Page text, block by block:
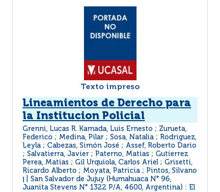
Texto impreso
Lineamientos de Derecho para
la Institucion Policial
Grenni, Lucas R. Kamada, Luis Ernesto ; Zurueta,
Federico ; Medina, Pilar ; Sosa, Natalia ; Rodriguez,
Leyla ; Cabezas, Simón José ; Assef, Roberto Dario
; Salvatierra, Javier ; Paterno, Matias ; Gutierrez
Perea, Matias ; Gil Urquiola, Carlos Ariel ; Grisetti,
Ricardo Alberto ; Moyata, Patricia ; Pintos, Silvano
San Salvador de Jujuy (Humahuaca N° 96,
Juanita Stevens N° 1322 P/A, 4600, Argentina) : El